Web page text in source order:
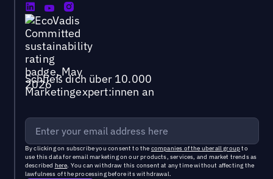
Schließ dich über 10.000
Marketingexpert:innen an
By clicking on subscribe you consent to the companies of the uberall groupto
use this data for email marketing on our products, services, and market trends as
described here. You can withdraw this consent at any time without affecting the
lawfulness of the processing before its withdrawal.